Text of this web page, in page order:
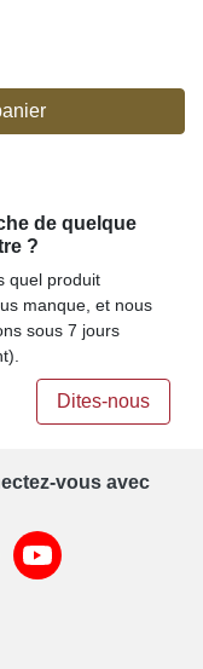
de quelque
?
quel produit
manque, et nous
sous 7 jours
Dites-nous
vous avec